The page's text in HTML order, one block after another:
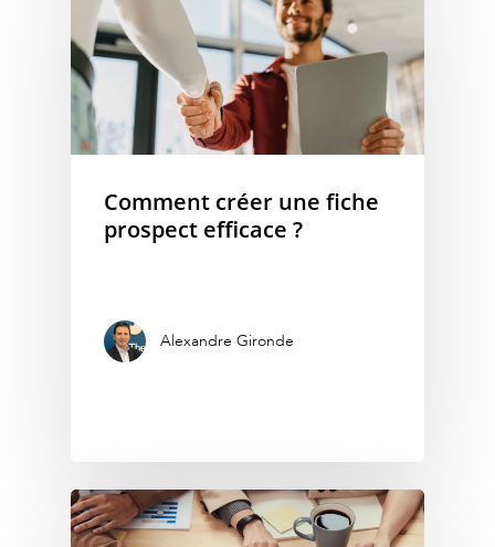
Comment créer une fiche
prospect efficace ?
Alexandre Gironde